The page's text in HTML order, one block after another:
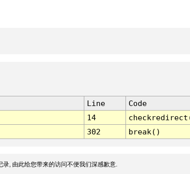
Line
Code
14
302 break()
, 由此给您带来的访问不便我们深感歉意.